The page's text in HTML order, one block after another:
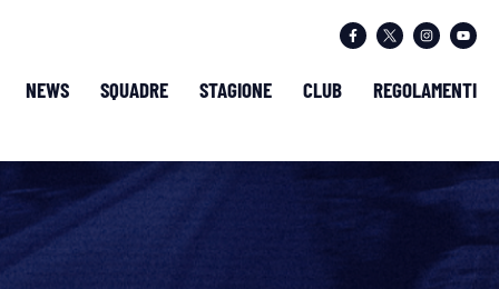
NEWS SQUADRE STAGIONE CLUB REGOLAMENTI